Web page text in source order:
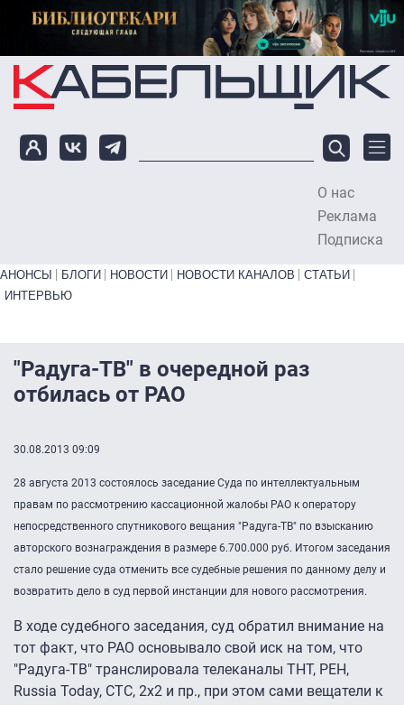
Перейти к основному содержанию
О нас
Реклама
Подписка
Primary links bottom
АНОНСЫ БЛОГИ НОВОСТИ НОВОСТИ КАНАЛОВ
СТАТЬИ
ИНТЕРВЬЮ
"Радуга-ТВ" в очередной раз
отбилась от РАО
30.08.2013 09:09
28 августа 2013 состоялось заседание Суда по интеллектуальным
правам по рассмотрению кассационной жалобы РАО к оператору
непосредственного спутникового вещания "Радуга-ТВ" по взысканию
авторского вознаграждения в размере 6.700.000 руб. Итогом заседания
стало решение суда отменить все судебные решения по данному делу и
возвратить дело в суд первой инстанции для нового рассмотрения.
В ходе судебного заседания, суд обратил внимание на
тот факт, что РАО основывало свой иск на том, что
"Радуга-ТВ" транслировала телеканалы ТНТ, РЕН,
Russia Today, СТС, 2x2 и пр., при этом сами вещатели к